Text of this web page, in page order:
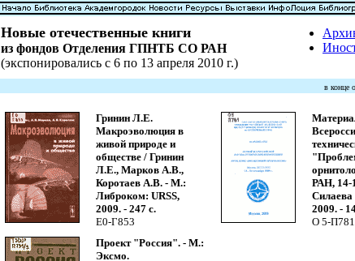
Новые отечественные книги
из фондов Отделения ГПНТБ СО РАН
(экспонировались с 6 по 13 апреля 2010 г.)
в конце
Гринин Л.Е.
Макроэволюция в
живой природе и
обществе / Гринин
Л.Е., Марков А.В.,
Коротаев А.В. - М.:
Либроком: URSS,
2009. - 247 с.
Е0-Г853
РАН, 14-
2009. -
О 5-П781
Проект "Россия". - М.:
Эксмо.